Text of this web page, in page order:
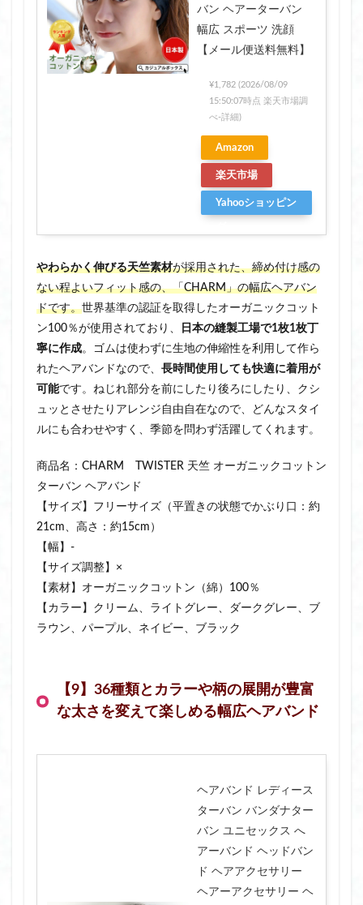
バン ヘアーターバン
幅広 スポーツ 洗顔
【メール便送料無料】
¥1,782 (2026/08/09
15:50:07時点 楽天市場調
べ-詳細)
Amazon
楽天市場
Yahooショッピン
やわらかく伸びる天竺素材が採用された、締め付け感の
ない程よいフィット感の、「CHARM」の幅広ヘアバン
ドです。世界基準の認証を取得したオーガニックコット
ン100％が使用されており、
日本の縫製工場で1枚1枚丁
寧に作成。ゴムは使わずに生地の伸縮性を利用して作ら
れたヘアバンドなので、 長時間使用しても快適に着用が
可能です。ねじれ部分を前にしたり後ろにしたり、クシ
ュッとさせたりアレンジ自由自在なので、どんなスタイ
ルにも合わせやすく、季節を問わず活躍してくれます。
商品名：CHARM TWISTER 天竺 オーガニックコットン
ターバン ヘアバンド
【サイズ】フリーサイズ（平置きの状態でかぶり口：約
21cm、高さ：約15cm）
【幅】‐
【サイズ調整】×
【素材】オーガニックコットン（綿）100％
【カラー】クリーム、ライトグレー、ダークグレー、ブ
ラウン、パープル、ネイビー、ブラック
【9】36種類とカラーや柄の展開が豊富
な太さを変えて楽しめる幅広ヘアバンド
ヘアバンド レディース
ターバン バンダナター
バン ユニセックス へ
アーバンド ヘッドバン
ド ヘアアクセサリー
ヘアーアクセサリー ヘ